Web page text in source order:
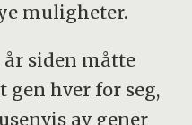
muligheter.
siden måtte
gen hver for seg,
av gener